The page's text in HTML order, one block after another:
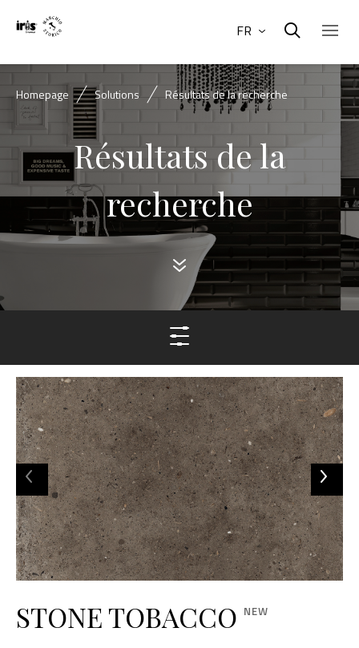
FR
Homepage Solutions Résultats de la recherche
Résultats de la
recherche
STONE TOBACCO